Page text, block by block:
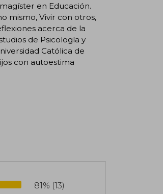
en Educación.
mismo, Vivir con otros,
acerca de la
de Psicología y
Católica de
con autoestima
81% (13)